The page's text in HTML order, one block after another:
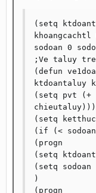
(setq
sodoan 0
;Ve taluy
(defun
ktdoantaluy
(setq pvt
chieutaluy)))
(setq
(if (< sodoan
(progn
(setq
(setq sodoan
)
(progn